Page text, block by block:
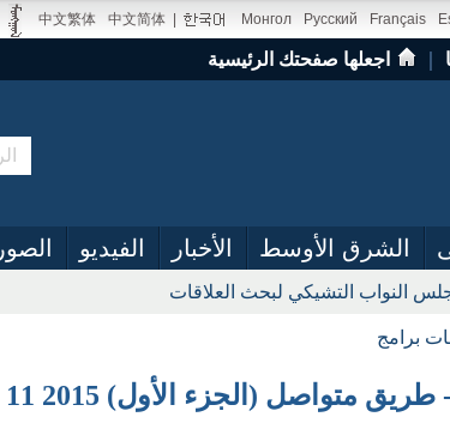
Français
Русский
Монгол
中文简体
中文繁体
اجعلها صفحتك الرئيسية
الشرق الأوسط الأخبار الفيديو الصور
النواب التشيكي لبحث العلاقات
برامج
أفلام وثائقية: محطة البريد- طريق متواصل (الجزء الأول) 2015 11